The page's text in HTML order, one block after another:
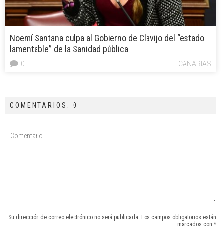
Noemí Santana culpa al Gobierno de Clavijo del “estado
lamentable” de la Sanidad pública
CANARIAS
0
COMENTARIOS: 0
Su dirección de correo electrónico no será publicada. Los campos obligatorios están
marcados con *